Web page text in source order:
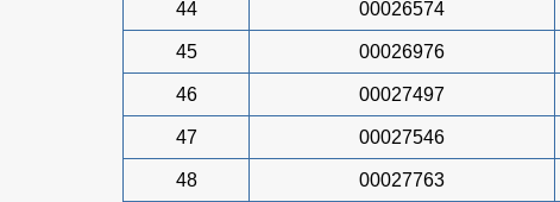
44 00026574
45 00026976
46 00027497
47 00027546
48 00027763